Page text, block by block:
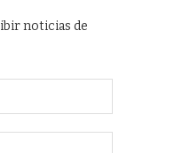
noticias de